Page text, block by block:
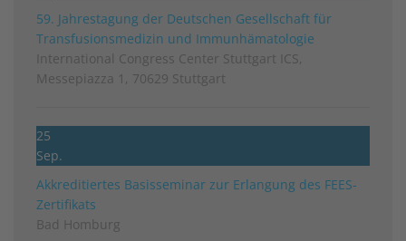
59. Jahrestagung der Deutschen Gesellschaft für
Transfusionsmedizin und Immunhämatologie
International Congress Center Stuttgart ICS,
Messepiazza 1, 70629 Stuttgart
25
Sep.
Akkreditiertes Basisseminar zur Erlangung des FEES-
Zertifikats
Bad Homburg